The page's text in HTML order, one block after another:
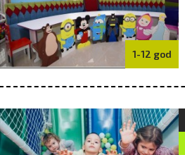
1-12 god